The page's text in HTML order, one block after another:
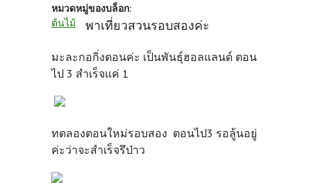
หมวดหมู่ของบล็อก:
ต้นไม้
พาเที่ยวสวนรอบสองค่ะ
มะละกอกิ่งตอนค่ะ เป็นพันธุ์ฮอลแลนด์ ตอน
ไป 3 สำเร็จแค่ 1
ทดลองตอนใหม่รอบสอง ตอนไป3 รอลู้นอยู่
ค่ะว่าจะสำเร็จรึป่าว